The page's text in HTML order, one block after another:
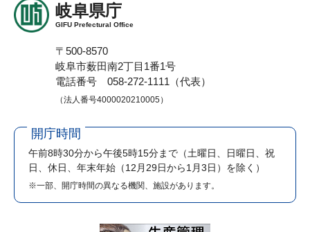
岐阜県庁
GIFU Prefectural Office
〒500-8570
岐阜市薮田南2丁目1番1号
電話番号 058-272-1111（代表）
（法人番号4000020210005）
開庁時間
午前8時30分から午後5時15分まで （土曜日、日曜日、祝
日、休日、年末年始（12月29日から1月3日）を除く）
※一部、開庁時間の異なる機関、施設があります。